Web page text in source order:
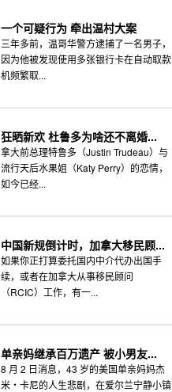
一个可疑行为 牵出温村大案
三年多前，温哥华警方逮捕了一名男子，
因为他被发现使用多张银行卡在自动取款
机频繁取...
狂晒新欢 杜鲁多为啥还不离婚...
拿大前总理特鲁多（Justin Trudeau）与
流行天后水果姐（Katy Perry）的恋情，
如今已经...
中国新规倒计时，加拿大移民顾...
如果你正打算委托国内中介代办出国手
续，或者在加拿大从事移民顾问
（RCIC）工作，有一...
单亲妈继承百万遗产 被小男友...
8 月 2 日消息，43 岁的美国单亲妈妈杰
米・卡尼的人生悲剧，在爱尔兰宁静小镇